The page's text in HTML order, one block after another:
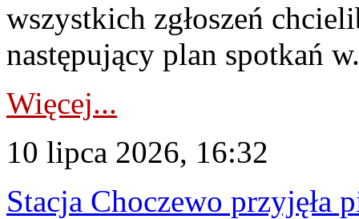
wszystkich zgłoszeń
następujący plan spotkań
Więcej...
10 lipca 2026, 16:32
Stacja Choczewo przyjęła